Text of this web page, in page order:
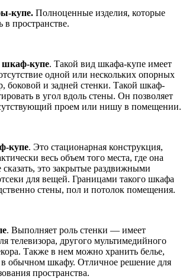
купе. Полноценные изделия, которые
пространстве.
шкаф-купе. Такой вид шкафа-купе имеет
одной или нескольких опорных
боковой и задней стенки. Такой шкаф-
в угол вдоль стены. Он позволяет
проем или нишу в помещении.
купе. Это стационарная конструкция,
весь объем того места, где она
это закрытые раздвижными
для вещей. Границами такого шкафа
стены, пол и потолок помещения.
. Выполняет роль стенки — имеет
телевизора, другого мультимедийного
Также в нем можно хранить белье,
в обычном шкафу. Отличное решение для
пространства.